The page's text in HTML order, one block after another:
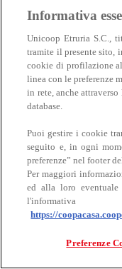
Carne
Bovino
Informativa
Unicoop Etruria S.C.,
tramite il presente sito,
cookie di profilazione
linea con le preferenze
in rete, anche
database.
Puoi gestire i cookie
seguito e, in ogni
preferenze” nel footer
Per maggiori
ed alla loro eventuale
https://
Preferenze